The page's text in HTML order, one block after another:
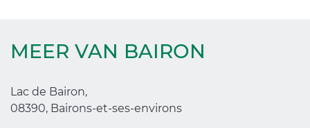
MEER VAN BAIRON
Lac de Bairon,
08390, Bairons-et-ses-environs